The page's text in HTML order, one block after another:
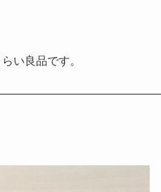
い良品です。